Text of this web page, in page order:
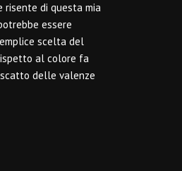
risente di questa mia
essere
scelta del
al colore fa
delle valenze